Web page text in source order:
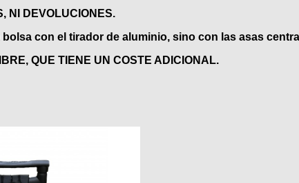
NI DEVOLUCIONES.
con el tirador de aluminio, sino con las asas
QUE TIENE UN COSTE ADICIONAL.